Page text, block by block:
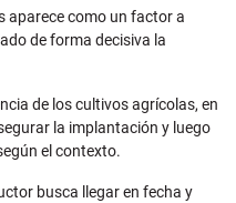
aparece como un factor a
de forma decisiva la
de los cultivos agrícolas, en
la implantación y luego
el contexto.
busca llegar en fecha y